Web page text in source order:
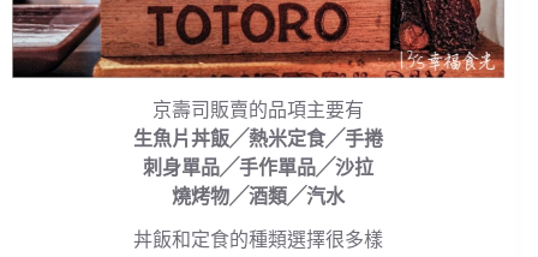
京壽司販賣的品項主要有
生魚片丼飯╱熱米定食╱手捲
刺身單品╱手作單品╱沙拉
燒烤物╱酒類╱汽水
丼飯和定食的種類選擇很多樣